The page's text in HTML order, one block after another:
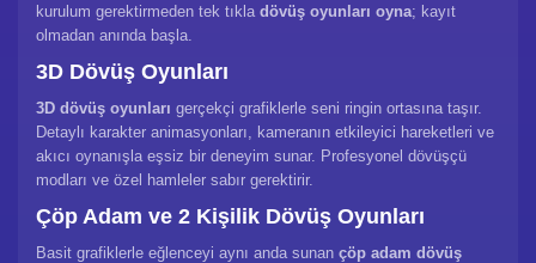
kurulum gerektirmeden tek tıkla dövüş oyunları oyna; kayıt
olmadan anında başla.
3D Dövüş Oyunları
3D dövüş oyunları gerçekçi grafiklerle seni ringin ortasına taşır.
Detaylı karakter animasyonları, kameranın etkileyici hareketleri ve
akıcı oynanışla eşsiz bir deneyim sunar. Profesyonel dövüşçü
modları ve özel hamleler sabır gerektirir.
Çöp Adam ve 2 Kişilik Dövüş Oyunları
Basit grafiklerle eğlenceyi aynı anda sunan çöp adam dövüş